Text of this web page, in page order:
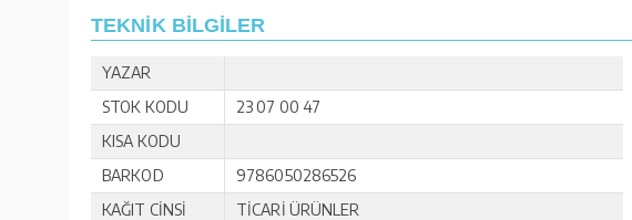
TEKNİK BİLGİLER
YAZAR
STOK KODU
23 07 00 47
KISA KODU
BARKOD
9786050286526
KAĞIT CİNSİ
TİCARİ ÜRÜNLER